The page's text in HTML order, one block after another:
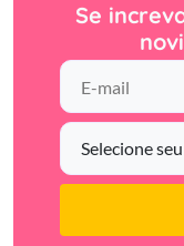
Se